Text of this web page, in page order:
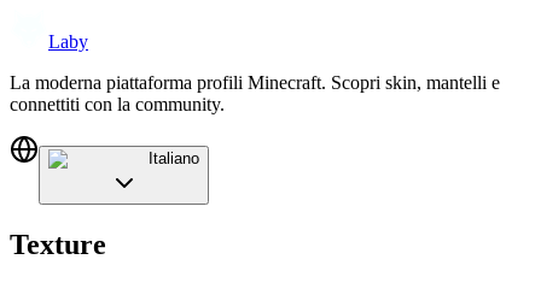
Laby
La moderna piattaforma profili Minecraft. Scopri skin, mantelli e
connettiti con la community.
Italiano
Texture